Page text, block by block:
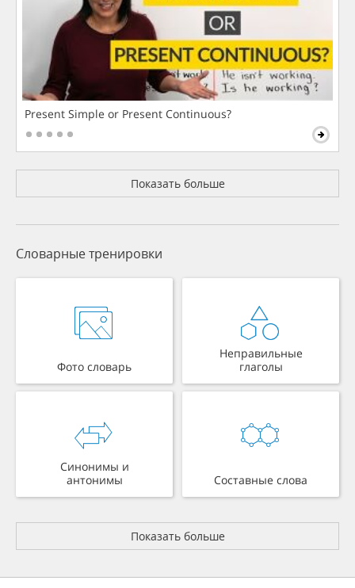
Present Simple or Present Continuous?
Показать больше
Словарные тренировки
Фото словарь
Неправильные
глаголы
Синонимы и
антонимы
Составные слова
Показать больше